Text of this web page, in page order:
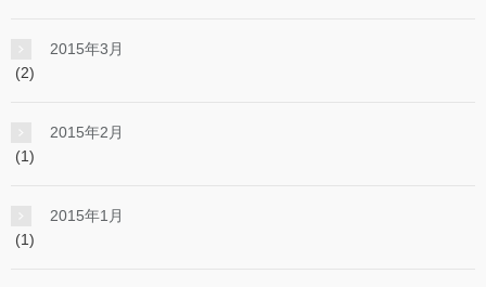
2015年3月
(2)
2015年2月
(1)
2015年1月
(1)